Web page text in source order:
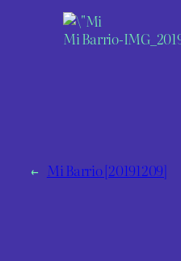
Mi Barrio-
← Mi Barrio [20191209]